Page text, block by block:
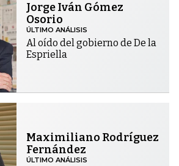
Jorge Iván Gómez
Osorio
ÚLTIMO ANÁLISIS
Al oído del gobierno de De la
Espriella
Maximiliano Rodríguez
Fernández
ÚLTIMO ANÁLISIS